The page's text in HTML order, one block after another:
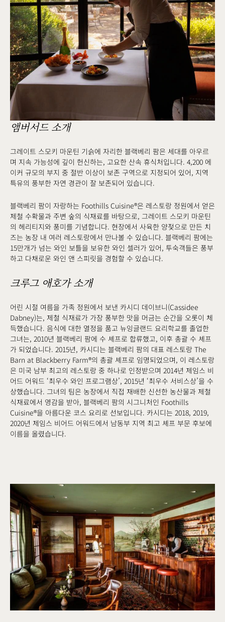
앰버서드 소개
그레이트 스모키 마운틴 기슭에 자리한 블랙베리 팜은 세대를 아우르
며 지속 가능성에 깊이 헌신하는, 고요한 산속 휴식처입니다. 4,200 에
이커 규모의 부지 중 절반 이상이 보존 구역으로 지정되어 있어, 지역
특유의 풍부한 자연 경관이 잘 보존되어 있습니다.
블랙베리 팜이 자랑하는 Foothills Cuisine®은 레스토랑 정원에서 얻은
제철 수확물과 주변 숲의 식재료를 바탕으로, 그레이트 스모키 마운틴
의 헤리티지와 풍미를 기념합니다. 현장에서 사육한 양젖으로 만든 치
즈는 농장 내 여러 레스토랑에서 만나볼 수 있습니다. 블랙베리 팜에는
15만개가 넘는 와인 보틀을 보유한 와인 셀러가 있어, 투숙객들은 풍부
하고 다채로운 와인 앤 스피릿을 경험할 수 있습니다.
크루그 애호가 소개
어린 시절 여름을 가족 정원에서 보낸 카시디 데이브니(Cassidee
Dabney)는, 제철 식재료가 가장 풍부한 맛을 머금는 순간을 오롯이 체
득했습니다. 음식에 대한 열정을 품고 뉴잉글랜드 요리학교를 졸업한
그녀는, 2010년 블랙베리 팜에 수 셰프로 합류했고, 이후 총괄 수 셰프
가 되었습니다. 2015년, 카시디는 블랙베리 팜의 대표 레스토랑 The
Barn at Blackberry Farm®의 총괄 셰프로 임명되었으며, 이 레스토랑
은 미국 남부 최고의 레스토랑 중 하나로 인정받으며 2014년 제임스 비
어드 어워드 ‘최우수 와인 프로그램상’, 2015년 ‘최우수 서비스상’을 수
상했습니다. 그녀의 팀은 농장에서 직접 재배한 신선한 농산물과 제철
식재료에서 영감을 받아, 블랙베리 팜의 시그니처인 Foothills
Cuisine®을 아름다운 코스 요리로 선보입니다. 카시디는 2018, 2019,
2020년 제임스 비어드 어워드에서 남동부 지역 최고 셰프 부문 후보에
이름을 올렸습니다.